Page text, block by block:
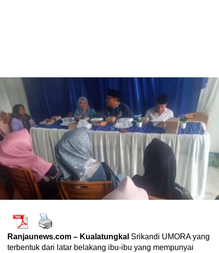
Ranjaunews.com – Kualatungkal Srikandi UMORA yang
terbentuk dari latar belakang ibu-ibu yang mempunyai